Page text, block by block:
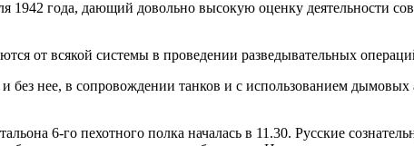
1942 года, дающий довольно высокую оценку деятельности
от всякой системы в проведении разведывательных
без нее, в сопровождении танков и с использованием
6-го пехотного полка началась в 11.30. Русские